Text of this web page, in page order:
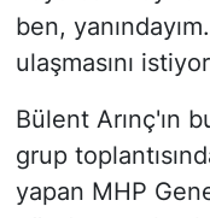
ben,
ulaşmasını
Bülent Arınç'ın
grup
yapan MHP